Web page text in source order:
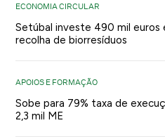
ECONOMIA CIRCULAR
Setúbal investe 490 mil euros
recolha de biorresíduos
APOIOS E FORMAÇÃO
Sobe para 79% taxa de
2,3 mil ME